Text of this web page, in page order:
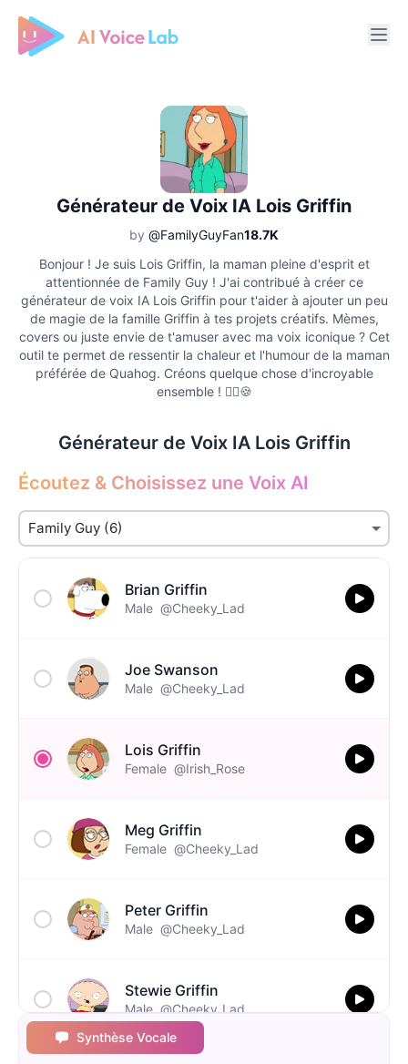
Free AI Cover & AI Voice Over
Générateur de Voix IA Lois Griffin
by @FamilyGuyFan18.7K
Bonjour ! Je suis Lois Griffin, la maman pleine d'esprit et
attentionnée de Family Guy ! J'ai contribué à créer ce
générateur de voix IA Lois Griffin pour t'aider à ajouter un peu
de magie de la famille Griffin à tes projets créatifs. Mèmes,
covers ou juste envie de t'amuser avec ma voix iconique ? Cet
outil te permet de ressentir la chaleur et l'humour de la maman
préférée de Quahog. Créons quelque chose d'incroyable
ensemble ! 🦸‍♀️🍪
Générateur de Voix IA Lois Griffin
Écoutez & Choisissez une Voix AI
Brian Griffin
Male @Cheeky_Lad
Joe Swanson
Male @Cheeky_Lad
Lois Griffin
Female @Irish_Rose
Meg Griffin
Female @Cheeky_Lad
Peter Griffin
Male @Cheeky_Lad
Stewie Griffin
Male @Cheeky_Lad
Synthèse Vocale